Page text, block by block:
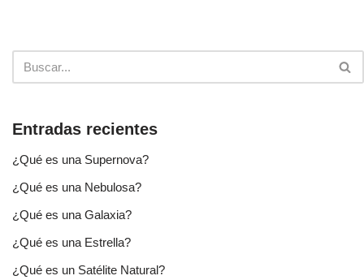
Entradas recientes
¿Qué es una Supernova?
¿Qué es una Nebulosa?
¿Qué es una Galaxia?
¿Qué es una Estrella?
¿Qué es un Satélite Natural?